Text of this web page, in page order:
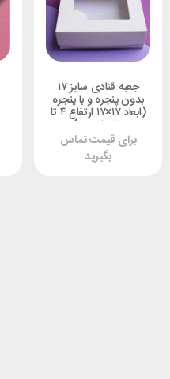
جعبه قنادی سایز ۱۷
بدون پنجره و با پنجره
(ابعاد ۱۷×۱۷ ارتفاع ۴ تا
۱۷ سانتیمتر)
برای قیمت تماس
بگیرید